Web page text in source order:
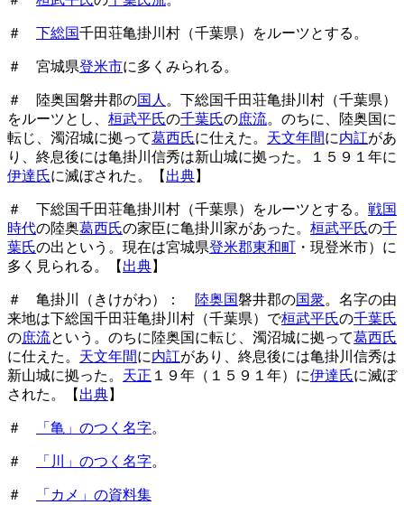
＃ 下総国千田荘亀掛川村（千葉県）をルーツとする。
＃ 宮城県登米市に多くみられる。
＃ 陸奥国磐井郡の国人 。下総国千田荘亀掛川村（千葉県）
をルーツとし、 桓武平氏の千葉氏の庶流。のちに、陸奥国に
転じ、濁沼城に拠って葛西氏に仕えた。 天文年間に内訌があ
り、終息後には亀掛川信秀は新山城に拠った。１５９１年に
伊達氏に滅ぼされた。【 出典】
＃ 下総国千田荘亀掛川村（千葉県）をルーツとする。 戦国
時代の陸奥葛西氏の家臣に亀掛川家があった。 桓武平氏の千
葉氏の出という。現在は宮城県登米郡東和町 ・現登米市）に
多く見られる。【 出典】
＃ 亀掛川（きけがわ）： 陸奥国磐井郡の国衆。名字の由
来地は下総国千田荘亀掛川村（千葉県）で桓武平氏の千葉氏
の庶流という。のちに陸奥国に転じ、濁沼城に拠って葛西氏
に仕えた。 天文年間に内訌があり、終息後には亀掛川信秀は
新山城に拠った。 天正 １９年（１５９１年）に伊達氏に滅ぼ
された。【 出典】
＃ 「亀」のつく名字。
＃ 「川」のつく名字。
＃ 「カメ」の資料集